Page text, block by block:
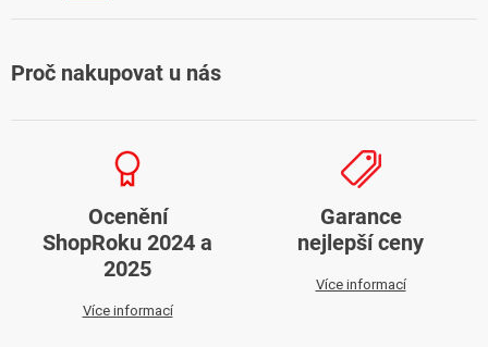
Proč nakupovat u nás
Ocenění
ShopRoku 2024 a
2025
Více informací
Garance
nejlepší ceny
Více informací